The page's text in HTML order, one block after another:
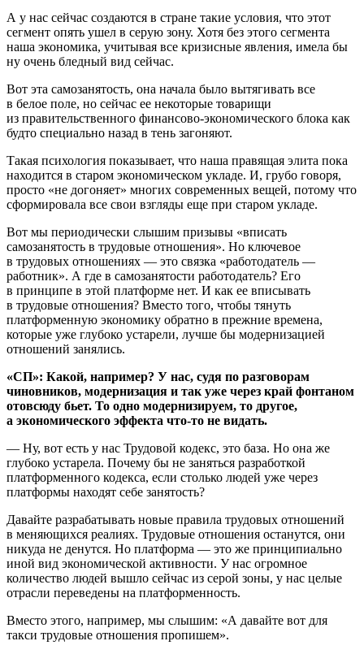
А у нас сейчас создаются в стране такие условия, что этот
сегмент опять ушел в серую зону. Хотя без этого сегмента
наша экономика, учитывая все кризисные явления, имела бы
ну очень бледный вид сейчас.
Вот эта самозанятость, она начала было вытягивать все
в белое поле, но сейчас ее некоторые товарищи
из правительственного финансово-экономического блока как
будто специально назад в тень загоняют.
Такая психология показывает, что наша правящая элита пока
находится в старом экономическом укладе. И, грубо говоря,
просто «не догоняет» многих современных вещей, потому что
сформировала все свои взгляды еще при старом укладе.
Вот мы периодически слышим призывы «вписать
самозанятость в трудовые отношения». Но ключевое
в трудовых отношениях — это связка «работодатель —
работник». А где в самозанятости работодатель? Его
в принципе в этой платформе нет. И как ее вписывать
в трудовые отношения? Вместо того, чтобы тянуть
платформенную экономику обратно в прежние времена,
которые уже глубоко устарели, лучше бы модернизацией
отношений занялись.
«СП»: Какой, например? У нас, судя по разговорам
чиновников, модернизация и так уже через край фонтаном
отовсюду бьет. То одно модернизируем, то другое,
а экономического эффекта что-то не видать.
— Ну, вот есть у нас Трудовой кодекс, это база. Но она же
глубоко устарела. Почему бы не заняться разработкой
платформенного кодекса, если столько людей уже через
платформы находят себе занятость?
Давайте разрабатывать новые правила трудовых отношений
в меняющихся реалиях. Трудовые отношения останутся, они
никуда не денутся. Но платформа — это же принципиально
иной вид экономической активности. У нас огромное
количество людей вышло сейчас из серой зоны, у нас целые
отрасли переведены на платформенность.
Вместо этого, например, мы слышим: «А давайте вот для
такси трудовые отношения пропишем».